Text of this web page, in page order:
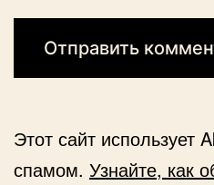
Этот сайт использует
спамом. Узнайте, как